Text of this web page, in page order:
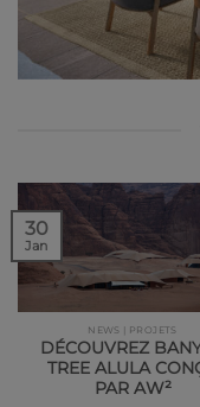
NEWS | PROJETS
DÉCOUVREZ
TREE ALULA
PAR AW²
30
Jan